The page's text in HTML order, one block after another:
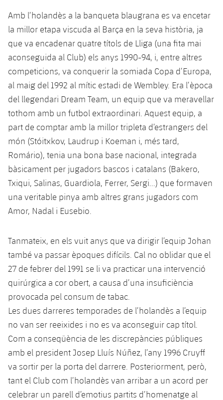
Palmarès
Classificació
Jugadors
Fotos
Palmarès
Història
Classificació
Cadet
Aleví
PLUSICON
MÉS
Primer equip
plusicon
més
Actualitat
Calendari
Entrades
Resultats
Classificació
Jugadors
Palmarès
Barça Atlètic
plusicon
més
Actualitat
Calendari
Resultats
Jugadors
Classificació
Base
plusicon
més
Actualitat
Barça C
Junior
Juvenil
Infantil
Aleví
Campus Estiu
PLUSICON
MÉS
Informació general
plusicon
més
Notícies
plusicon
més
Actualitat
Masculí
Femení
Agenda
Actualitat
Jugadors
Calendari
Resultats
Classificació
Hockey gel
Actualitat
Jugadors
Calendari
Resultats
Classificació
Hoquei herba
plusicon
més
Notícies
Hockey Herba Masculí
Hockey Herba Femení
Patinatge artístic
plusicon
més
Actualitat
Plantilla
Agenda
Escola de Patinatge
Rugby
plusicon
més
Actualitat
Voleibol
Amb l’holandès a la banqueta blaugrana es va encetar
la millor etapa viscuda al Barça en la seva història, ja
que va encadenar quatre títols de Lliga (una fita mai
aconseguida al Club) els anys 1990-94, i, entre altres
competicions, va conquerir la somiada Copa d’Europa,
al maig del 1992 al mític estadi de Wembley. Era l’època
del llegendari Dream Team, un equip que va meravellar
tothom amb un futbol extraordinari. Aquest equip, a
part de comptar amb la millor tripleta d’estrangers del
món (Stóitxkov, Laudrup i Koeman i, més tard,
Romário), tenia una bona base nacional, integrada
bàsicament per jugadors bascos i catalans (Bakero,
Txiqui, Salinas, Guardiola, Ferrer, Sergi...) que formaven
una veritable pinya amb altres grans jugadors com
Amor, Nadal i Eusebio.
Tanmateix, en els vuit anys que va dirigir l’equip Johan
també va passar èpoques difícils. Cal no oblidar que el
27 de febrer del 1991 se li va practicar una intervenció
quirúrgica a cor obert, a causa d’una insuficiència
provocada pel consum de tabac.
Les dues darreres temporades de l’holandès a l’equip
no van ser reeixides i no es va aconseguir cap títol.
Com a conseqüència de les discrepàncies públiques
amb el president Josep Lluís Núñez, l’any 1996 Cruyff
va sortir per la porta del darrere. Posteriorment, però,
tant el Club com l’holandès van arribar a un acord per
celebrar un parell d’emotius partits d’homenatge al